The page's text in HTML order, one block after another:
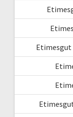
Etimesgut